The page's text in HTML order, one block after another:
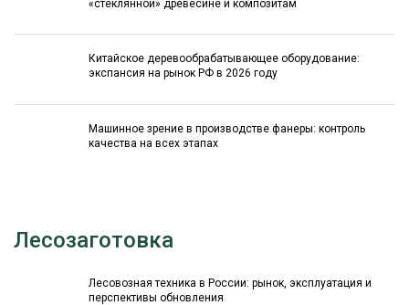
«стеклянной» древесине и композитам
Китайское деревообрабатывающее оборудование:
экспансия на рынок РФ в 2026 году
Машинное зрение в производстве фанеры: контроль
качества на всех этапах
Лесозаготовка
Лесовозная техника в России: рынок, эксплуатация и
перспективы обновления